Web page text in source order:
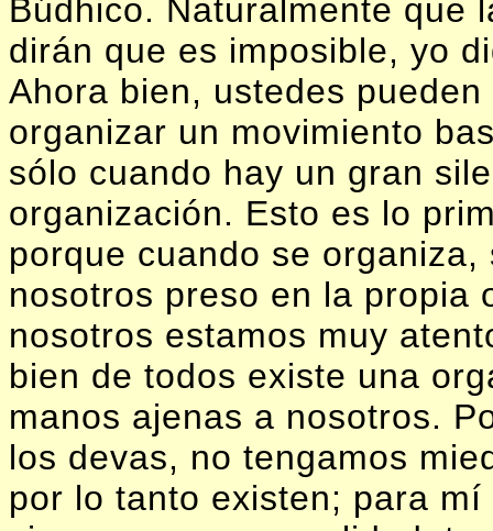
Búdhico. Naturalmente que
dirán que es imposible, yo
Ahora bien, ustedes
organizar un movimiento
sólo cuando hay un gran
organización. Esto es lo
porque cuando se
nosotros preso en la propia
nosotros estamos muy
bien de todos existe una
manos ajenas a nosotros.
los devas, no tengamos
por lo tanto existen; para